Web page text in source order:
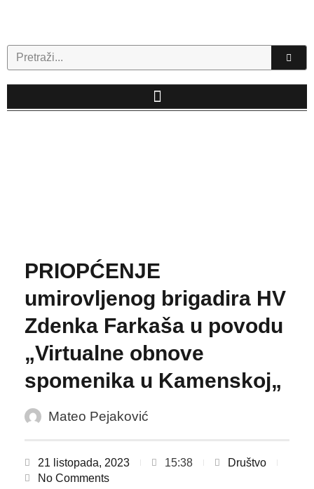
Search
PRIOPĆENJE
umirovljenog brigadira HV
Zdenka Farkaša u povodu
„Virtualne obnove
spomenika u Kamenskoj„
Mateo Pejaković
21 listopada, 2023 15:38
Društvo
No Comments